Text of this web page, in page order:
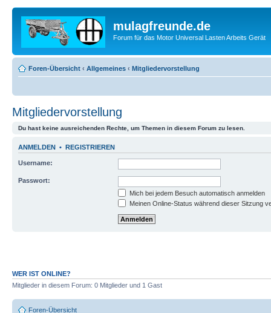
mulagfreunde.de
Forum für das Motor Universal Lasten Arbeits Gerät
Foren-Übersicht ‹ Allgemeines ‹ Mitgliedervorstellung
Mitgliedervorstellung
Du hast keine ausreichenden Rechte, um Themen in diesem Forum zu lesen.
ANMELDEN • REGISTRIEREN
Username:
Passwort:
Mich bei jedem Besuch automatisch anmelden
Meinen Online-Status während dieser Sitzung
WER IST ONLINE?
Mitglieder in diesem Forum: 0 Mitglieder und 1 Gast
Foren-Übersicht